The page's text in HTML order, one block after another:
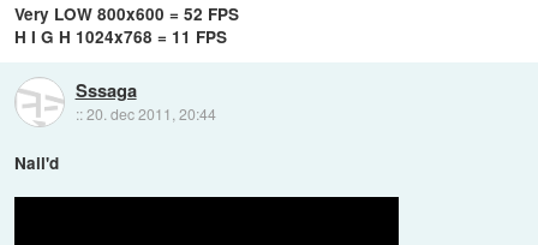
Very LOW 800x600 = 52 FPS
H I G H 1024x768 = 11 FPS
Sssaga
::20. dec 2011, 20:44
Nail'd